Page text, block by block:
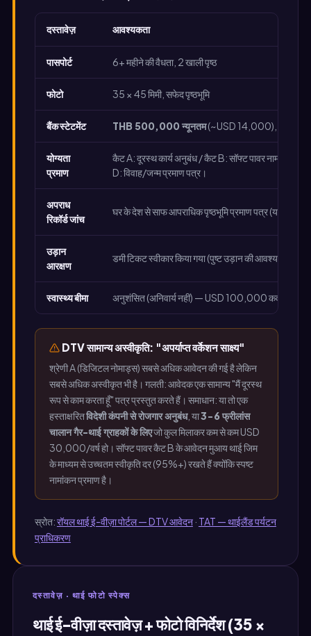
दस्तावेज़ आवश्यकता
पासपोर्ट 6+ महीने की वैधता, 2 खाली पृष्ठ
फोटो 35 × 45 मिमी, सफेद पृष्ठभूमि
बैंक स्टेटमेंट THB 500,000 न्यूनतम(~USD 14,000), स्थिर 6-
योग्यता
प्रमाण
कैट A: दूरस्थ कार्य अनुबंध / कैट B: सॉफ्ट पावर नामांकन /
D: विवाह/जन्म प्रमाण पत्र।
अपराध
रिकॉर्ड जांच
घर के देश से साफ आपराधिक पृष्ठभूमि प्रमाण पत्र (यदि गैर-हेग
उड़ान
आरक्षण
डमी टिकट स्वीकार किया गया (पुष्ट उड़ान की आवश्यकता नहीं)
स्वास्थ्य बीमा अनुशंसित (अनिवार्य नहीं) — USD 100,000 कवर
DTV सामान्य अस्वीकृति: "अपर्याप्त वर्केशन साक्ष्य"
श्रेणी A (डिजिटल नोमाड्स) सबसे अधिक आवेदन की गई है लेकिन
सबसे अधिक अस्वीकृत भी है। गलती: आवेदक एक सामान्य "मैं दूरस्थ
रूप से काम करता हूँ" पत्र प्रस्तुत करते हैं। समाधान: या तो एक
हस्ताक्षरितविदेशी कंपनी से रोजगार अनुबंध, या3-6 फ्रीलांस
चालान गैर-थाई ग्राहकों के लिएजो कुल मिलाकर कम से कम USD
30,000/वर्ष हो। सॉफ्ट पावर कैट B के आवेदन मुआय थाई जिम
के माध्यम से उच्चतम स्वीकृति दर (95%+) रखते हैं क्योंकि स्पष्ट
नामांकन प्रमाण है।
स्रोत:रॉयल थाई ई-वीज़ा पोर्टल — DTV आवेदन· TAT — थाईलैंड पर्यटन
प्राधिकरण
दस्तावेज़ · थाई फोटो स्पेक्स
थाई ई-वीज़ा दस्तावेज़ + फोटो विनिर्देश (35 ×